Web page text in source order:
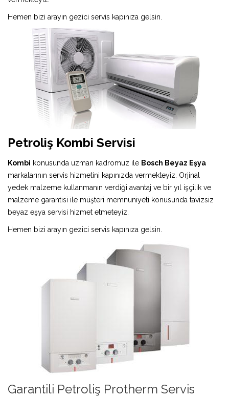
Hemen bizi arayın gezici servis kapınıza gelsin.
Petroliş Kombi Servisi
Kombi konusunda uzman kadromuz ile Bosch Beyaz Eşya
markalarının servis hizmetini kapınızda vermekteyiz. Orjinal
yedek malzeme kullanmanın verdiği avantaj ve bir yıl işçilik ve
malzeme garantisi ile müşteri memnuniyeti konusunda tavizsiz
beyaz eşya servisi hizmet etmeteyiz.
Hemen bizi arayın gezici servis kapınıza gelsin.
Garantili Petroliş Protherm Servis